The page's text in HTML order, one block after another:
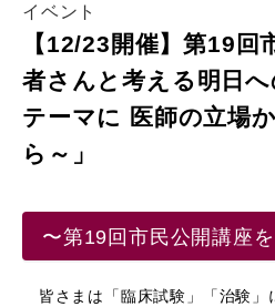
イベント
【12/23開催】第19回
者さんと考える明日
テーマに 医師の立場
ら～」
〜第19回市民公開講座
皆さまは「臨床試験」「治験」